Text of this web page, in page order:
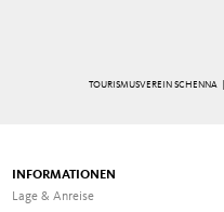
TOURISMUSVEREIN SCHENNA |
INFORMATIONEN
Lage & Anreise